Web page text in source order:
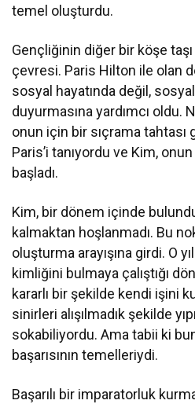
temel oluşturdu.
Gençliğinin diğer bir köşe
çevresi. Paris Hilton ile olan
sosyal hayatında değil,
duyurmasına yardımcı oldu.
onun için bir sıçrama tahtası
Paris’i tanıyordu ve Kim,
başladı.
Kim, bir dönem içinde
kalmaktan hoşlanmadı. Bu
oluşturma arayışına girdi. O
kimliğini bulmaya çalıştığı
kararlı bir şekilde kendi işini
sinirleri alışılmadık şekilde
sokabiliyordu. Ama tabii ki
başarısının temelleriydi.
Başarılı bir imparatorluk